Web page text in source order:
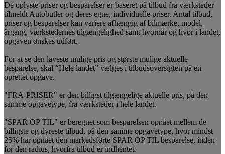
De oplyste priser og besparelser er baseret på tilbud fra værksteder
tilmeldt Autobutler og deres egne, individuelle priser. Antal tilbud,
priser og besparelser kan variere afhængig af bilmærke, model,
årgang, værkstedernes tilgængelighed samt hvornår og hvor i landet,
opgaven ønskes udført.
For at se den laveste mulige pris og største mulige aktuelle
besparelse, skal “Hele landet” vælges i tilbudsoversigten på en
oprettet opgave.
"FRA-PRISER" er den billigst tilgængelige aktuelle pris, på den
samme opgavetype, fra værksteder i hele landet.
"SPAR OP TIL" er beregnet som besparelsen opnået mellem de
billigste og dyreste tilbud, på den samme opgavetype, hvor mindst
25% har opnået den markedsførte SPAR OP TIL besparelse, inden
for den radius, hvorfra tilbud er indhentet.